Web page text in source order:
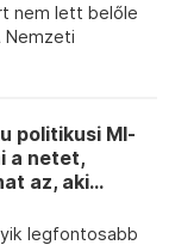
nem lett belőle
Nemzeti
politikusi MI-
a netet,
az, aki...
legfontosabb